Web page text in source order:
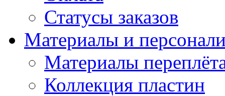
Статусы заказов
Материалы и
Материалы
Коллекция пластин